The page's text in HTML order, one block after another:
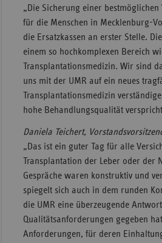
„Die Sicherung einer
für die Menschen in Mecklenburg-
die Ersatzkassen an erster Stelle.
einem so hochkomplexen Bereich
Transplantationsmedizin. Wir sind
uns mit der UMR auf ein neues
Transplantationsmedizin
hohe Behandlungsqualität
Daniela Teichert,
„Das ist ein guter Tag für alle
Transplantation der Leber oder der
Gespräche waren konstruktiv und
spiegelt sich auch in dem runden
die UMR eine überzeugende
Qualitätsanforderungen gegeben
Anforderungen, für deren